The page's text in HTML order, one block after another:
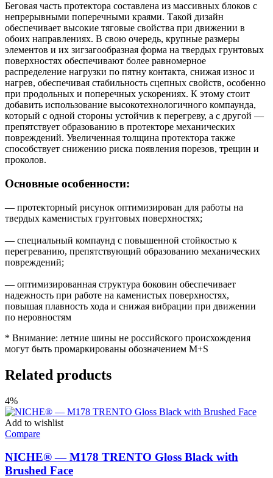
Беговая часть протектора составлена из массивных блоков с
непрерывными поперечными краями. Такой дизайн
обеспечивает высокие тяговые свойства при движении в
обоих направлениях. В свою очередь, крупные размеры
элементов и их зигзагообразная форма на твердых грунтовых
поверхностях обеспечивают более равномерное
распределение нагрузки по пятну контакта, снижая износ и
нагрев, обеспечивая стабильность сцепных свойств, особенно
при продольных и поперечных ускорениях. К этому стоит
добавить использование высокотехнологичного компаунда,
который с одной стороны устойчив к перегреву, а с другой —
препятствует образованию в протекторе механических
повреждений. Увеличенная толщина протектора также
способствует снижению риска появления порезов, трещин и
проколов.
Основные особенности:
— протекторный рисунок оптимизирован для работы на
твердых каменистых грунтовых поверхностях;
— специальный компаунд с повышенной стойкостью к
перегреванию, препятствующий образованию механических
повреждений;
— оптимизированная структура боковин обеспечивает
надежность при работе на каменистых поверхностях,
повышая плавность хода и снижая вибрации при движении
по неровностям
* Внимание: летние шины не российского происхождения
могут быть промаркированы обозначением M+S
Related products
4%
Add to wishlist
Compare
NICHE® — M178 TRENTO Gloss Black with
Brushed Face